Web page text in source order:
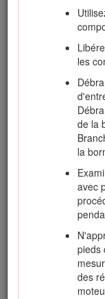
les
de la
la
avec
pieds
des
Ne
pente,
coupe
Évitez
vous
est
Entretien